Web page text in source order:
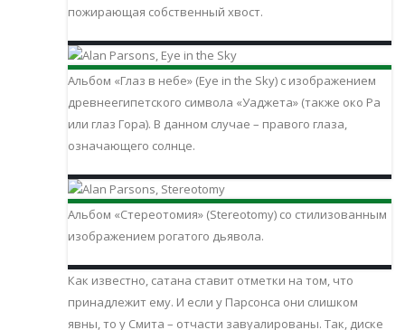
пожирающая собственный хвост.
Альбом «Глаз в небе» (Eye in the Sky) с изображением
древнеегипетского символа «Уаджета» (также око Ра
или глаз Гора). В данном случае – правого глаза,
означающего солнце.
Альбом «Стереотомия» (Stereotomy) со стилизованным
изображением рогатого дьявола.
Как известно, сатана ставит отметки на том, что
принадлежит ему. И если у Парсонса они слишком
явны, то у Смита – отчасти завуалированы. Так, диске